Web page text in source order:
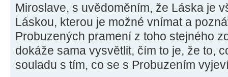
Miroslave, s uvědoměním, že Láska je
Láskou, kterou je možné vnímat a
Probuzených pramení z toho stejného
dokáže sama vysvětlit, čím to je, že to,
souladu s tím, co se s Probuzením